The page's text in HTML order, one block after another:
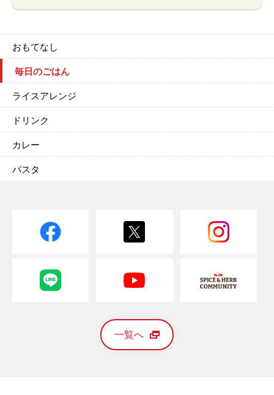
おもてなし
毎日のごはん
ライスアレンジ
ドリンク
カレー
パスタ
一覧へ